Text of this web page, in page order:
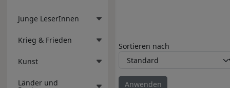
Junge LeserInnen
Krieg & Frieden
Kunst
Länder und
Sortieren nach